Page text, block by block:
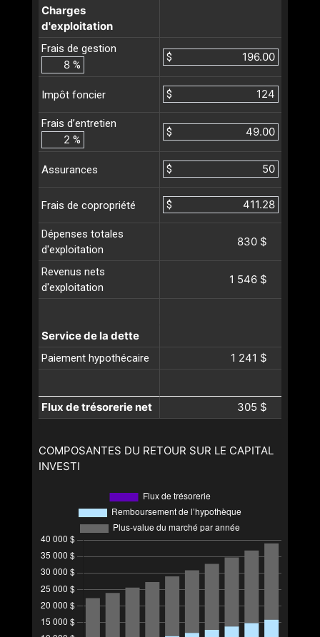
Charges
d'exploitation
Frais de gestion
%
$
Impôt foncier $
Frais d’entretien
%
$
Assurances $
Frais de copropriété $
Dépenses totales
d'exploitation
830 $
Revenus nets
d'exploitation
1 546 $
Service de la dette
Paiement hypothécaire 1 241 $
Flux de trésorerie net 305 $
COMPOSANTES DU RETOUR SUR LE CAPITAL
INVESTI